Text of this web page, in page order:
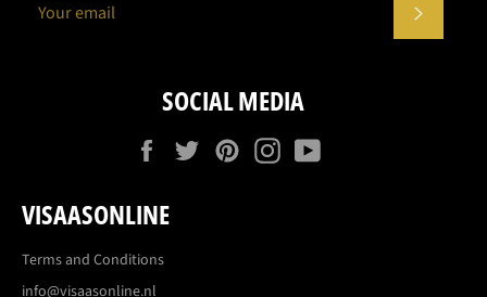
SOCIAL MEDIA
FacebookTwitterPinterestInstagram
VISAASONLINE
Terms and Conditions
info@visaasonline.nl